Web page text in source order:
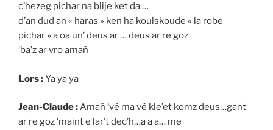
c’hezeg pichar na blije ket da …
d’an dud an « haras » ken ha koulskoude « la robe
pichar » a oa un’ deus ar … deus ar re goz
‘ba’z ar vro amañ
Lors :Ya ya ya
Jean-Claude :Amañ ‘vé ma vé kle’et komz deus…gant
ar re goz ‘maint e lar’t dec’h…a a a… me